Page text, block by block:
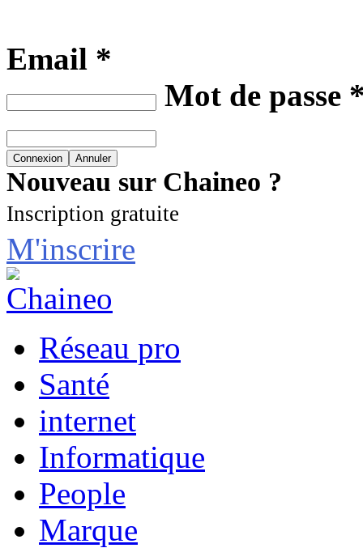
Email *
Mot de passe
Nouveau sur Chaineo ?
Inscription gratuite
M'inscrire
Réseau pro
Santé
internet
Informatique
People
Marque